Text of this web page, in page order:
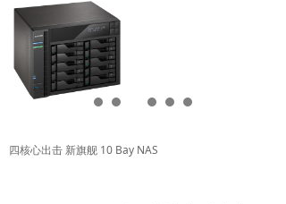
四核心出击 新旗舰 10 Bay NAS